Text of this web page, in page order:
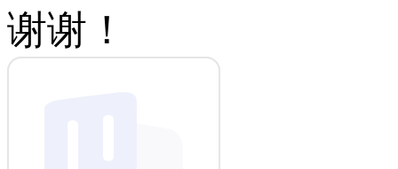
谢谢！